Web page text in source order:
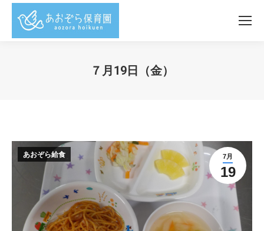
７月19日（金）
7月
19
あおぞら給食